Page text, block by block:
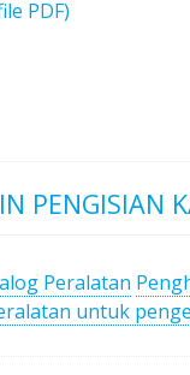
PDF)
PENGISIAN
Peralatan
untuk